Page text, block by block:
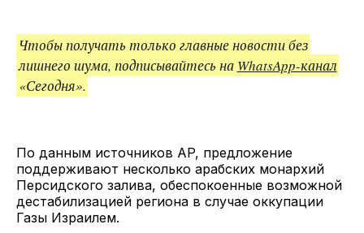
Чтобы получать только главные новости без
лишнего шума, подписывайтесь на WhatsApp-канал
«Сегодня».
По данным источников AP, предложение
поддерживают несколько арабских монархий
Персидского залива, обеспокоенные возможной
дестабилизацией региона в случае оккупации
Газы Израилем.